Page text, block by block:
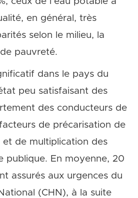
en général, très
selon le milieu, la
pauvreté.
dans le pays du
peu satisfaisant des
des conducteurs de
de précarisation de
et de multiplication des
publique. En moyenne, 20
assurés aux urgences du
(CHN), à la suite